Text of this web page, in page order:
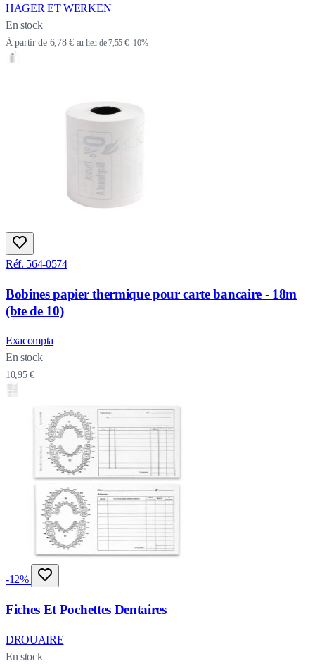
HAGER ET WERKEN
En stock
À partir de 6,78 € au lieu de7,55 €-10%
Réf. 564-0574
Bobines papier thermique pour carte bancaire - 18m
(bte de 10)
Exacompta
En stock
10,95 €
-12%
Fiches Et Pochettes Dentaires
DROUAIRE
En stock